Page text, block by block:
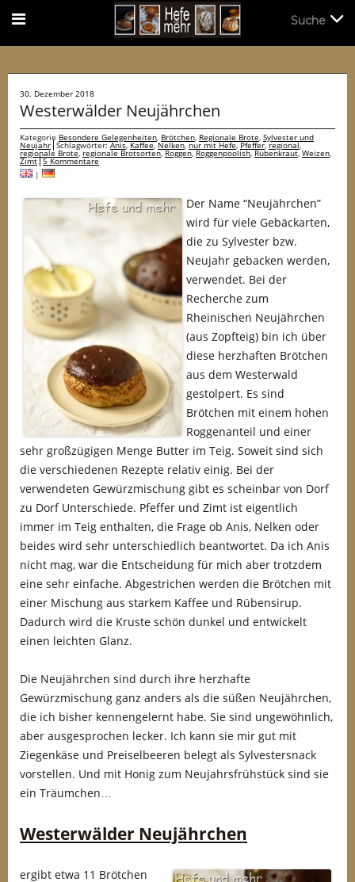
30. Dezember 2018
Westerwälder Neujährchen
Kategorie Besondere Gelegenheiten, Brötchen, Regionale Brote, Sylvester und
Neujahr Schlagwörter:Anis,Kaffee,Nelken,nur mit Hefe,Pfeffer,regional,
regionale Brote, regionale Brotsorten,Roggen,Roggenpoolish,Rübenkraut, Weizen,
Zimt 5 Kommentare
|
Der Name “Neujährchen”
wird für viele Gebäckarten,
die zu Sylvester bzw.
Neujahr gebacken werden,
verwendet. Bei der
Recherche zum
Rheinischen Neujährchen
(aus Zopfteig) bin ich über
diese herzhaften Brötchen
aus dem Westerwald
gestolpert. Es sind
Brötchen mit einem hohen
Roggenanteil und einer
sehr großzügigen Menge Butter im Teig. Soweit sind sich
die verschiedenen Rezepte relativ einig. Bei der
verwendeten Gewürzmischung gibt es scheinbar von Dorf
zu Dorf Unterschiede. Pfeffer und Zimt ist eigentlich
immer im Teig enthalten, die Frage ob Anis, Nelken oder
beides wird sehr unterschiedlich beantwortet. Da ich Anis
nicht mag, war die Entscheidung für mich aber trotzdem
eine sehr einfache. Abgestrichen werden die Brötchen mit
einer Mischung aus starkem Kaffee und Rübensirup.
Dadurch wird die Kruste schön dunkel und entwickelt
einen leichten Glanz.
Die Neujährchen sind durch ihre herzhafte
Gewürzmischung ganz anders als die süßen Neujährchen,
die ich bisher kennengelernt habe. Sie sind ungewöhnlich,
aber ausgesprochen lecker. Ich kann sie mir gut mit
Ziegenkäse und Preiselbeeren belegt als Sylvestersnack
vorstellen. Und mit Honig zum Neujahrsfrühstück sind sie
ein Träumchen…
Westerwälder Neujährchen
ergibt etwa 11 Brötchen
Suche
Suche